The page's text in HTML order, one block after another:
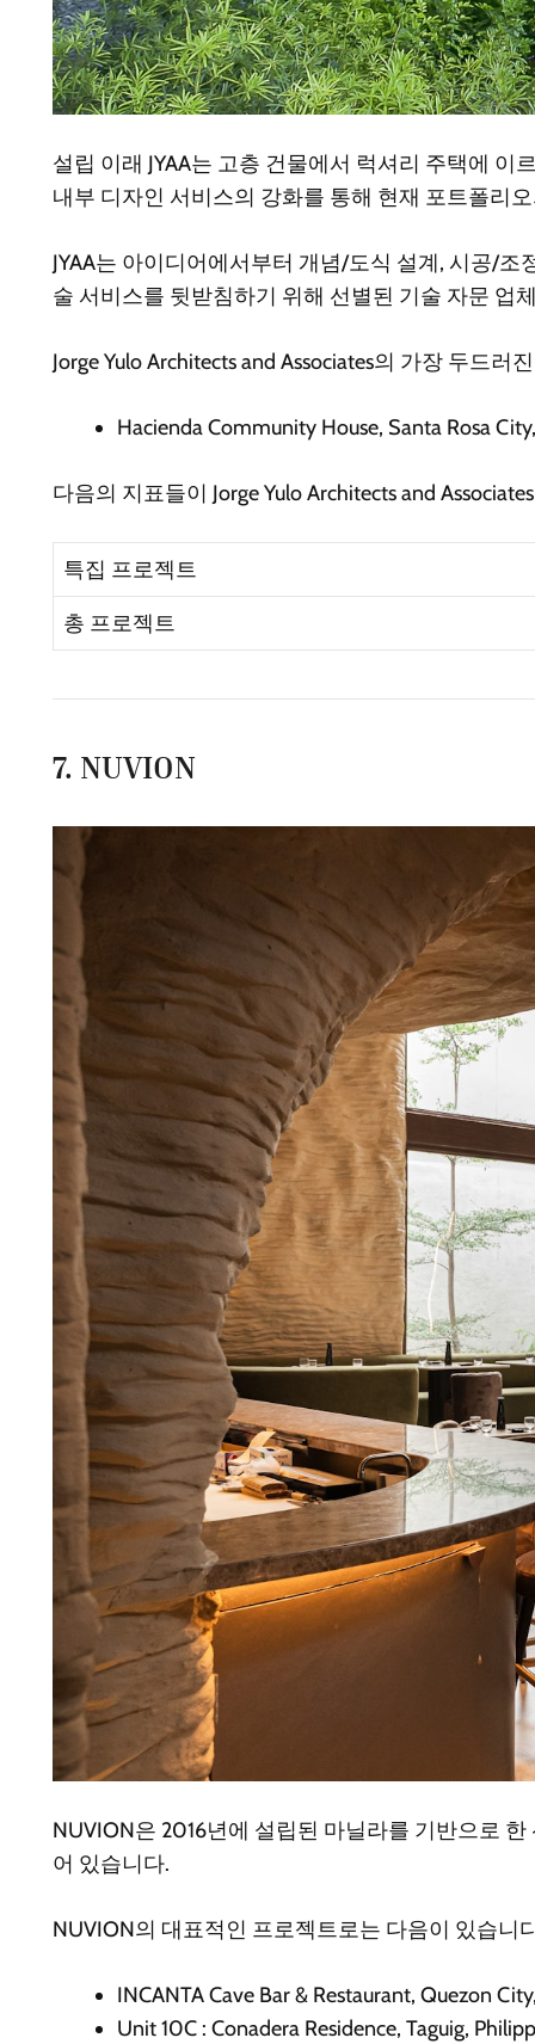
설립 이래 JYAA는 고층 건물에서 럭셔리 주택에
내부 디자인 서비스의 강화를 통해 현재 포트폴리
JYAA는 아이디어에서부터 개념/도식 설계, 시공/
술 서비스를 뒷받침하기 위해 선별된 기술 자문 업
Jorge Yulo Architects and Associates의 가장 두드
Hacienda Community House, Santa Rosa
다음의 지표들이 Jorge Yulo Architects and
특집 프로젝트
총 프로젝트
7. NUVION
NUVION은 2016년에 설립된 마닐라를 기반으로
어 있습니다.
NUVION의 대표적인 프로젝트로는 다음이 있습니
INCANTA Cave Bar & Restaurant, Quezon
Unit 10C : Conadera Residence, Taguig,